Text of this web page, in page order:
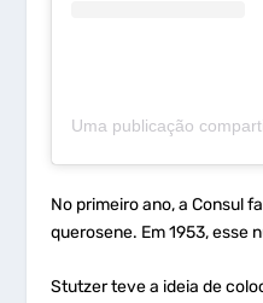
No primeiro ano, a Consul
querosene. Em 1953, esse
Stutzer teve a ideia de